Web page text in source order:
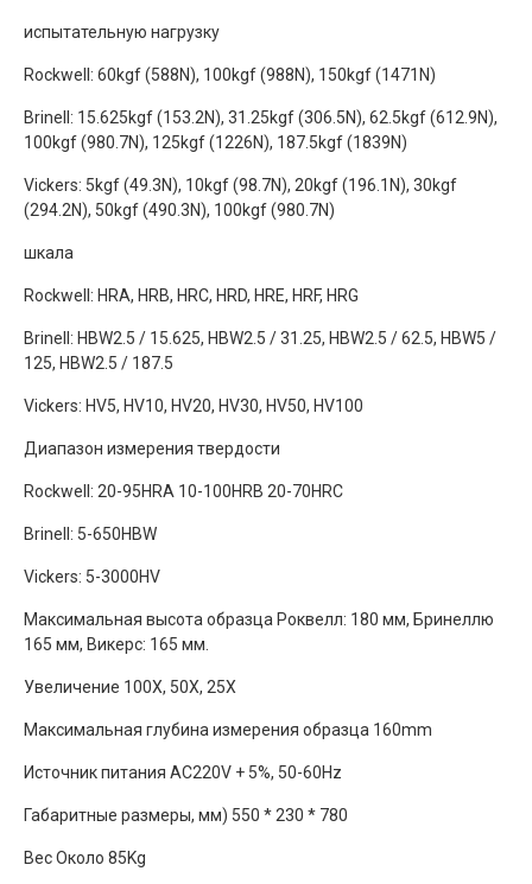
испытательную нагрузку
Rockwell: 60kgf (588N), 100kgf (988N), 150kgf (1471N)
Brinell: 15.625kgf (153.2N), 31.25kgf (306.5N), 62.5kgf (612.9N),
100kgf (980.7N), 125kgf (1226N), 187.5kgf (1839N)
Vickers: 5kgf (49.3N), 10kgf (98.7N), 20kgf (196.1N), 30kgf
(294.2N), 50kgf (490.3N), 100kgf (980.7N)
шкала
Rockwell: HRA, HRB, HRC, HRD, HRE, HRF, HRG
Brinell: HBW2.5 / 15.625, HBW2.5 / 31.25, HBW2.5 / 62.5, HBW5 /
125, HBW2.5 / 187.5
Vickers: HV5, HV10, HV20, HV30, HV50, HV100
Диапазон измерения твердости
Rockwell: 20-95HRA 10-100HRB 20-70HRC
Brinell: 5-650HBW
Vickers: 5-3000HV
Максимальная высота образца Роквелл: 180 мм, Бринеллю
165 мм, Викерс: 165 мм.
Увеличение 100X, 50X, 25X
Максимальная глубина измерения образца 160mm
Источник питания AC220V + 5%, 50-60Hz
Габаритные размеры, мм) 550 * 230 * 780
Вес Около 85Kg